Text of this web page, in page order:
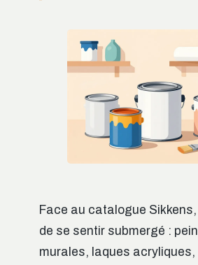
Face au catalogue
de se sentir submergé :
murales, laques acryliques,